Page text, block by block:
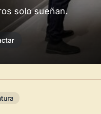
solo sueñan.